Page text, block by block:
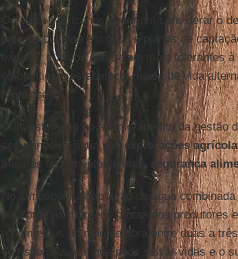
Os países africanos poderiam considerar o
para os cultivos e o gado e planos de
explorar cultivos que sejam mais tolerantes à
os plantios e estabelecer meios de vida
propensas.
O investimento no aprimoramento da
segurança da água nas explorações
maiores rendimentos e mais
segurança
No Zimbábue, a captação de água
melhorou as margens brutas dos produtores
rendimentos da mão de obra entre duas a
do risco de seca, que pode salvar vidas e o